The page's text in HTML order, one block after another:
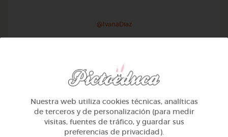
@IvanaDiaz
Nuestra web utiliza cookies técnicas, analíticas
de terceros y de personalización (para medir
visitas, fuentes de tráfico, y guardar sus
preferencias de privacidad).